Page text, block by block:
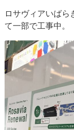
ロサヴィアいばら
て一部で工事中。